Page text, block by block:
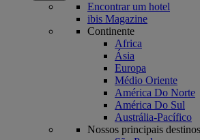
Encontrar um hotel
ibis Magazine
Continente
Africa
Ásia
Europa
Médio Oriente
América Do Norte
América Do Sul
Austrália-Pacífico
Nossos principais destinos